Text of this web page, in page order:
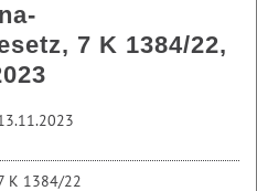
7 K 1384/22,
K 1384/22